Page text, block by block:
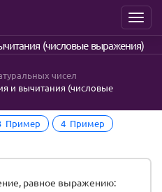
Menu
(числовые выражения)
чисел
и вычитания (числовые
Пример
4 Пример
равное выражению: